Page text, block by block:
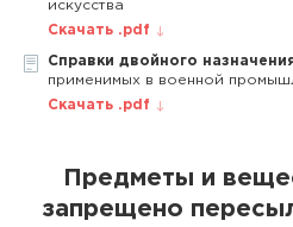
искусства
Скачать .pdf
Справки двойного
применимых в военной
Скачать .pdf
Предметы и
запрещено